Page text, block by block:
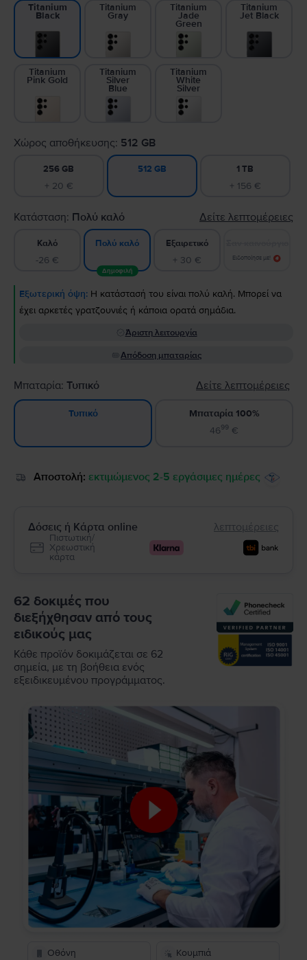
Titanium
Black
Titanium
Gray
Titanium
Jade
Green
Titanium
Jet Black
Titanium
Pink Gold
Titanium
Silver
Blue
Titanium
White
Silver
Χώρος αποθήκευσης: 512 GB
256 GB
+ 20 €
512 GB 1 TB
+ 156 €
Κατάσταση: Πολύ καλό Δείτε λεπτομέρειες
Καλό
-26 €
Πολύ καλό
Δημοφιλή
Εξαιρετικό
+ 30 € Ειδοποίησε με!
Εξωτερική όψη: Η κατάστασή του είναι πολύ καλή. Μπορεί να
έχει αρκετές γρατζουνιές ή κάποια ορατά σημάδια.
Άριστη λειτουργία
Απόδοση μπαταρίας
Μπαταρία: Τυπικό Δείτε λεπτομέρειες
Τυπικό
Μπαταρία 100%
4699 €
Αποστολή: εκτιμώμενος 2-5 εργάσιμες ημέρες
Δόσεις ή Κάρτα online λεπτομέρειες
Πιστωτική/
Χρεωστική
κάρτα
62 δοκιμές που
διεξήχθησαν από τους
ειδικούς μας
Κάθε προϊόν δοκιμάζεται σε 62
σημεία, με τη βοήθεια ενός
εξειδικευμένου προγράμματος.
Οθόνη Κουμπιά